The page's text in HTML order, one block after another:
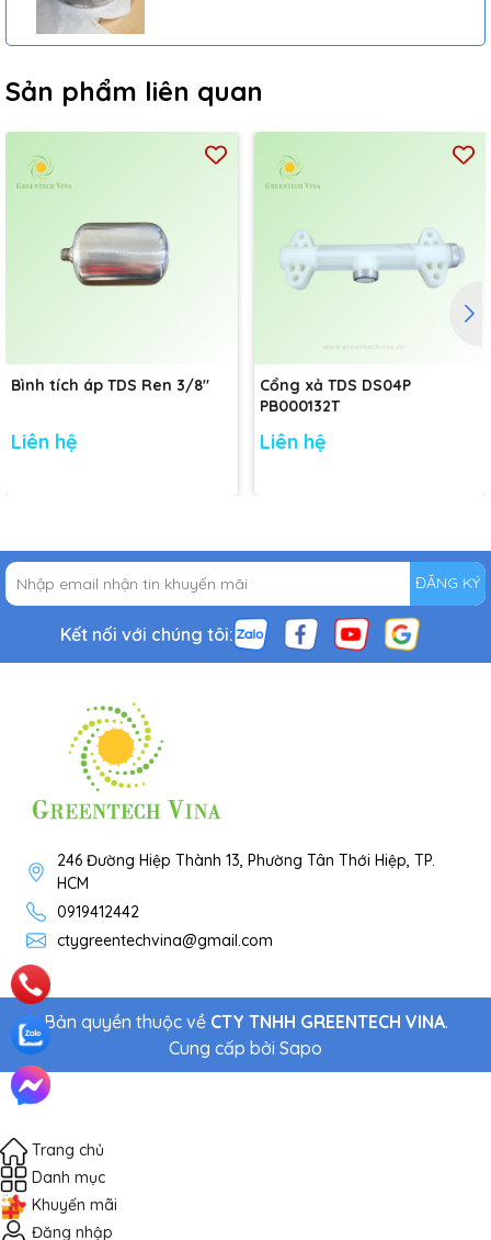
Sản phẩm liên quan
Bình tích áp TDS Ren 3/8"
Liên hệ
Cổng xả TDS DS04P
PB000132T
Liên hệ
ĐĂNG KÝ
Kết nối với chúng tôi:
246 Đường Hiệp Thành 13, Phường Tân Thới Hiệp, TP.
HCM
0919412442
ctygreentechvina@gmail.com
Bản quyền thuộc về CTY TNHH GREENTECH VINA.
Cung cấp bởi Sapo
Trang chủ
Danh mục
Khuyến mãi
Đăng nhập